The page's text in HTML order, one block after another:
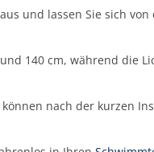
und lassen Sie sich von
140 cm, während die
nach der kurzen